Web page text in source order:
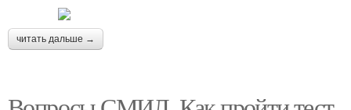
читать дальше →